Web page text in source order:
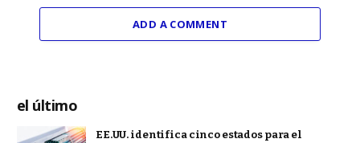
ADD A COMMENT
el último
EE.UU. identifica cinco estados para el